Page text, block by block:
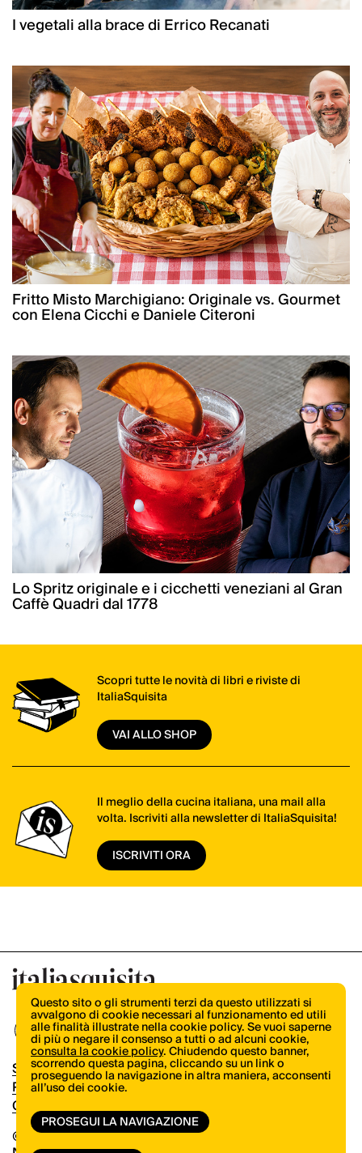
I vegetali alla brace di Errico Recanati
Fritto Misto Marchigiano: Originale vs. Gourmet
con Elena Cicchi e Daniele Citeroni
Lo Spritz originale e i cicchetti veneziani al Gran
Caffè Quadri dal 1778
Scopri tutte le novità di libri e riviste di
ItaliaSquisita
VAI ALLO SHOP
Il meglio della cucina italiana, una mail alla
volta. Iscriviti alla newsletter di ItaliaSquisita!
ISCRIVITI ORA
© Copyright 2026.Vertical.it
Shop
Pubblicità
Contatti
Questo sito o gli strumenti terzi da questo utilizzati si
avvalgono di cookie necessari al funzionamento ed utili
alle finalità illustrate nella cookie policy. Se vuoi saperne
di più o negare il consenso a tutti o ad alcuni cookie,
consulta la cookie policy. Chiudendo questo banner,
scorrendo questa pagina, cliccando su un link o
proseguendo la navigazione in altra maniera, acconsenti
all’uso dei cookie.
PROSEGUI LA NAVIGAZIONE